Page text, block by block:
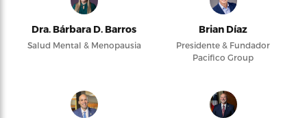
Dra. Bárbara D. Barros
Salud Mental & Menopausia
Brian Díaz
Presidente & Fundador
Pacifico Group